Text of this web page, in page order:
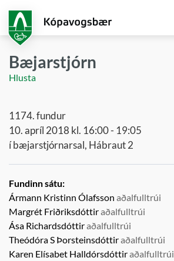
aðalefni
Bæjarstjórn
Hlusta
1174. fundur
10. apríl 2018 kl. 16:00 - 19:05
í bæjarstjórnarsal, Hábraut 2
Fundinn sátu:
Ármann Kristinn Ólafsson aðalfulltrúi
Margrét Friðriksdóttiraðalfulltrúi
Ása Richardsdóttiraðalfulltrúi
Theódóra S Þorsteinsdóttiraðalfulltrúi
Karen Elísabet Halldórsdóttiraðalfulltrúi